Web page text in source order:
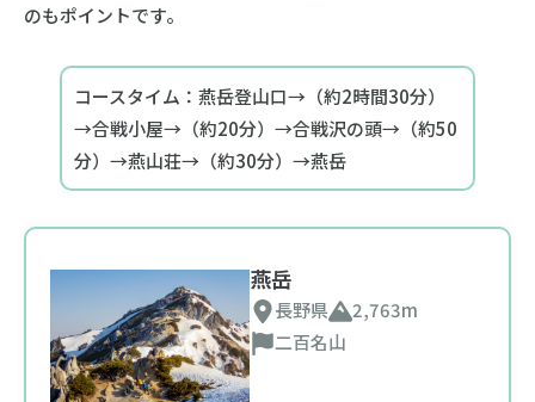
のもポイントです。
コースタイム：燕岳登山口→（約2時間30分）
→合戦小屋→（約20分）→合戦沢の頭→（約50
分）→燕山荘→（約30分）→燕岳
燕岳
長野県
2,763m
二百名山